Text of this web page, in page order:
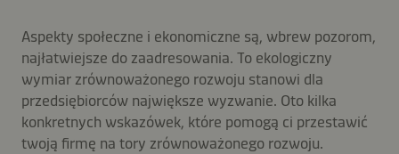
Aspekty społeczne i ekonomiczne są, wbrew pozorom,
najłatwiejsze do zaadresowania. To ekologiczny
wymiar zrównoważonego rozwoju stanowi dla
przedsiębiorców największe wyzwanie. Oto kilka
konkretnych wskazówek, które pomogą ci przestawić
twoją firmę na tory zrównoważonego rozwoju.